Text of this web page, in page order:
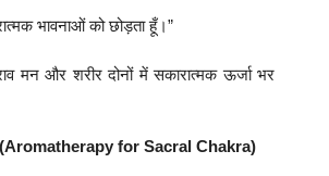
भावनाओं को छोड़ता हूँ।”
मन और शरीर दोनों में सकारात्मक ऊर्जा भर
(Aromatherapy for Sacral Chakra)